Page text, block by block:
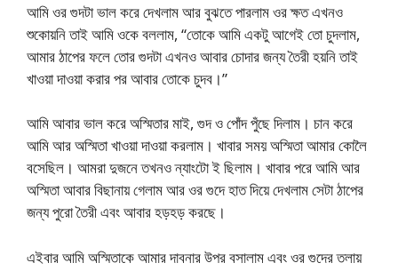
আমি ওর গুদটা ভাল করে দেখলাম আর বুঝতে পারলাম ওর ক্ষত এখনও
শুকোয়নি তাই আমি ওকে বললাম, “তোকে আমি একটু আগেই তো চুদলাম,
আমার ঠাপের ফলে তোর গুদটা এখনও আবার চোদার জন্য তৈরী হয়নি তাই
খাওয়া দাওয়া করার পর আবার তোকে চুদব।”
আমি আবার ভাল করে অস্মিতার মাই, গুদ ও পোঁদ পুঁছে দিলাম। চান করে
আমি আর অস্মিতা খাওয়া দাওয়া করলাম। খাবার সময় অস্মিতা আমার কোলৈ
বসেছিল। আমরা দুজনে তখনও ন্যাংটো ই ছিলাম। খাবার পরে আমি আর
অস্মিতা আবার বিছানায় গেলাম আর ওর গুদে হাত দিয়ে দেখলাম সেটা ঠাপের
জন্য পুরো তৈরী এবং আবার হড়হড় করছে।
এইবার আমি অস্মিতাকে আমার দাবনার উপর বসালাম এবং ওর গুদের তলায়